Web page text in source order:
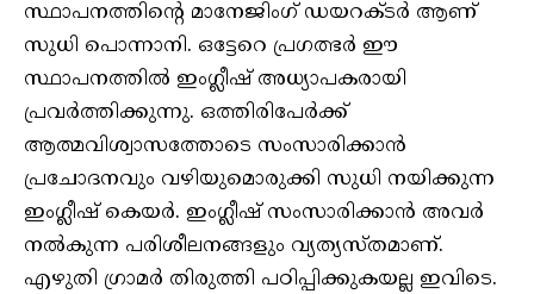
സ്ഥാപനത്തിന്റെ മാനേജിംഗ് ഡയറക്ടർ ആണ്
സുധി പൊന്നാനി. ഒട്ടേറെ പ്രഗത്ഭർ ഈ
സ്ഥാപനത്തിൽ ഇംഗ്ലീഷ് അധ്യാപകരായി
പ്രവർത്തിക്കുന്നു. ഒത്തിരിപേർക്ക്
ആത്മവിശ്വാസത്തോടെ സംസാരിക്കാൻ
പ്രചോദനവും വഴിയുമൊരുക്കി സുധി നയിക്കുന്ന
ഇംഗ്ലീഷ് കെയർ. ഇംഗ്ലീഷ് സംസാരിക്കാൻ അവർ
നൽകുന്ന പരിശീലനങ്ങളും വ്യത്യസ്തമാണ്.
എഴുതി ഗ്രാമർ തിരുത്തി പഠിപ്പിക്കുകയല്ല ഇവിടെ.